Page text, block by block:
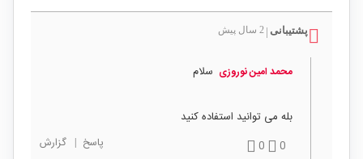
پشتیبانی 2 سال پیش
محمد امین نوروزی سلام
بله می توانید استفاده کنید
0
0 پاسخ | گزارش